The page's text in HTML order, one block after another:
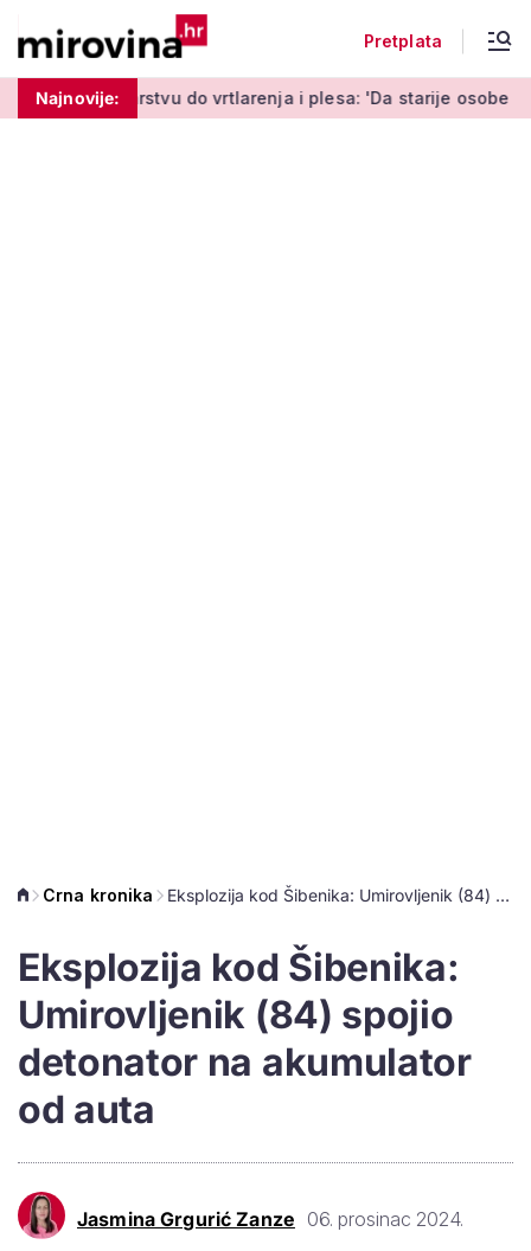
Pretplata
Najnovije:
do vrtlarenja i plesa: 'Da starije osobe ne ostavimo same'
Crna kronika Eksplozija kod Šibenika: Umirovljenik (84) spojio detonator na akumulator od auta
Eksplozija kod Šibenika:
Umirovljenik (84) spojio
detonator na akumulator
od auta
Jasmina Grgurić Zanze 06. prosinac 2024.